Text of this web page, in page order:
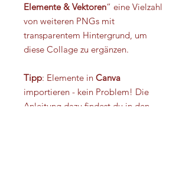
Elemente & Vektoren“ eine Vielzahl
von weiteren PNGs mit
transparentem Hintergrund, um
diese Collage zu ergänzen.
Tipp: Elemente in Canva
importieren - kein Problem! Die
Anleitung dazu findest du in den